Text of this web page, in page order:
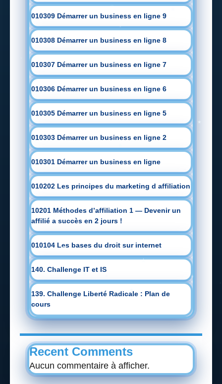
010309 Démarrer un business en ligne 9
010308 Démarrer un business en ligne 8
010307 Démarrer un business en ligne 7
010306 Démarrer un business en ligne 6
010305 Démarrer un business en ligne 5
010303 Démarrer un business en ligne 2
010301 Démarrer un business en ligne
010202 Les principes du marketing d affiliation
10201 Méthodes d’affiliation 1 — Devenir un
affilié a succès en 2 jours !
010104 Les bases du droit sur internet
140. Challenge IT et IS
139. Challenge Liberté Radicale : Plan de
cours
Recent Comments
Aucun commentaire à afficher.